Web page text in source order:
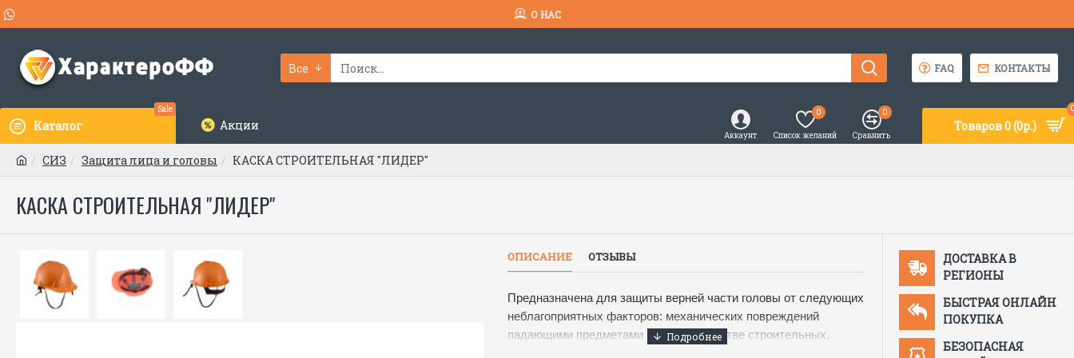
О НАС
Все FAQ КОНТАКТЫ
Каталог
Sale
Акции
Аккаунт Список желаний
0
Сравнить
0
Товаров 0 (0р.)
СИЗ Защита лица и головы КАСКА СТРОИТЕЛЬНАЯ "ЛИДЕР"
КАСКА СТРОИТЕЛЬНАЯ "ЛИДЕР"
ОПИСАНИЕ ОТЗЫВЫ
Предназначена для защиты верней части головы от следующих
неблагоприятных факторов: механических повреждений
падающими предметами при производстве строительных,
ДОСТАВКА В
РЕГИОНЫ
БЫСТРАЯ ОНЛАЙН
ПОКУПКА
БЕЗОПАСНАЯ